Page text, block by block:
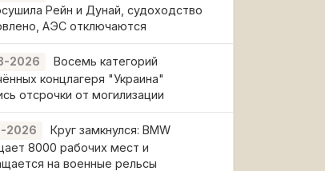
Рейн и Дунай, судоходство
АЭС отключаются
2026
Восемь категорий
концлагеря "Украина"
отсрочки от могилизации
2026
Круг замкнулся: BMW
8000 рабочих мест и
на военные рельсы